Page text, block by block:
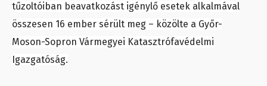
tűzoltóiban beavatkozást igénylő esetek alkalmával
összesen 16 ember sérült meg – közölte a Győr-
Moson-Sopron Vármegyei Katasztrófavédelmi
Igazgatóság.